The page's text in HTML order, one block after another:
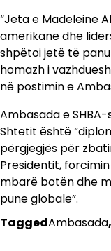
“Jeta e Madeleine
amerikane dhe
shpëtoi jetë të
homazh i
në postimin e
Ambasada e SHBA-
Shtetit është
përgjegjës për
Presidentit,
mbarë botën dhe
pune globale”.
TaggedAmbasada,